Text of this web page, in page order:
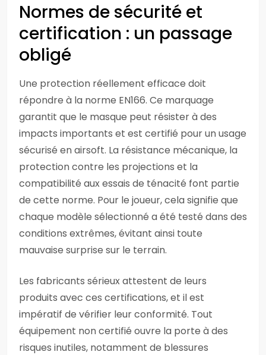
Normes de sécurité et
certification : un passage
obligé
Une protection réellement efficace doit
répondre à la norme EN166. Ce marquage
garantit que le masque peut résister à des
impacts importants et est certifié pour un usage
sécurisé en airsoft. La résistance mécanique, la
protection contre les projections et la
compatibilité aux essais de ténacité font partie
de cette norme. Pour le joueur, cela signifie que
chaque modèle sélectionné a été testé dans des
conditions extrêmes, évitant ainsi toute
mauvaise surprise sur le terrain.
Les fabricants sérieux attestent de leurs
produits avec ces certifications, et il est
impératif de vérifier leur conformité. Tout
équipement non certifié ouvre la porte à des
risques inutiles, notamment de blessures